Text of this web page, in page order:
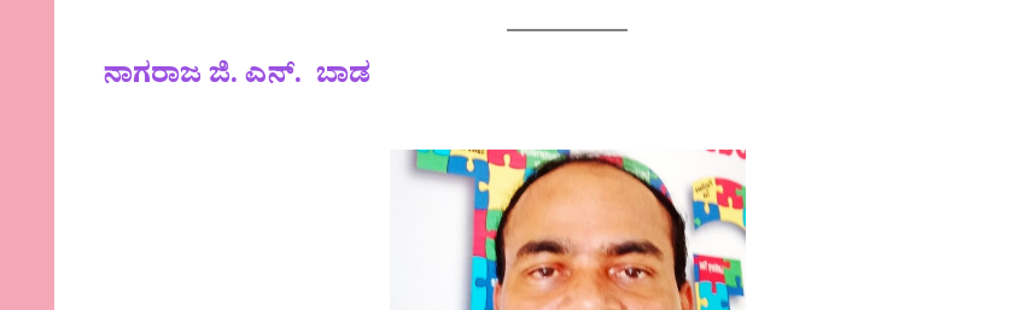
ನಾಗರಾಜ ಜಿ. ಎನ್. ಬಾಡ